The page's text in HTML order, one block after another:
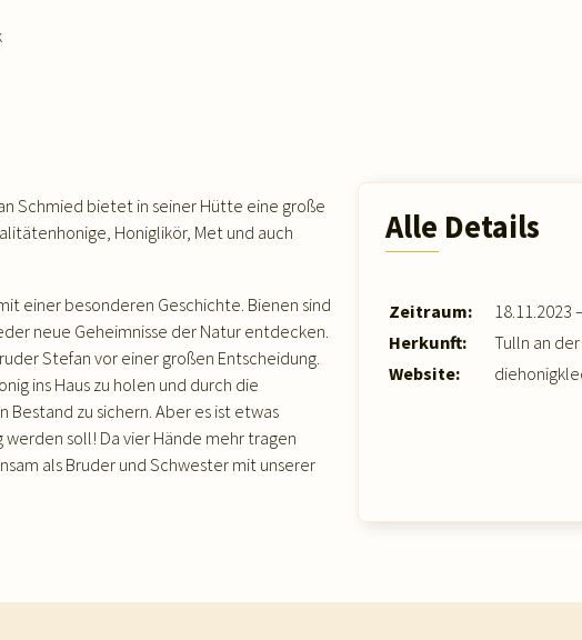
Schmied bietet in seiner Hütte eine große
Honiglikör, Met und auch
einer besonderen Geschichte. Bienen sind
neue Geheimnisse der Natur entdecken.
Stefan vor einer großen Entscheidung.
ins Haus zu holen und durch die
zu sichern. Aber es ist etwas
soll! Da vier Hände mehr tragen
als Bruder und Schwester mit unserer
Alle Details
Zeitraum:
18.11.2023
Herkunft:
Tulln an
Website: